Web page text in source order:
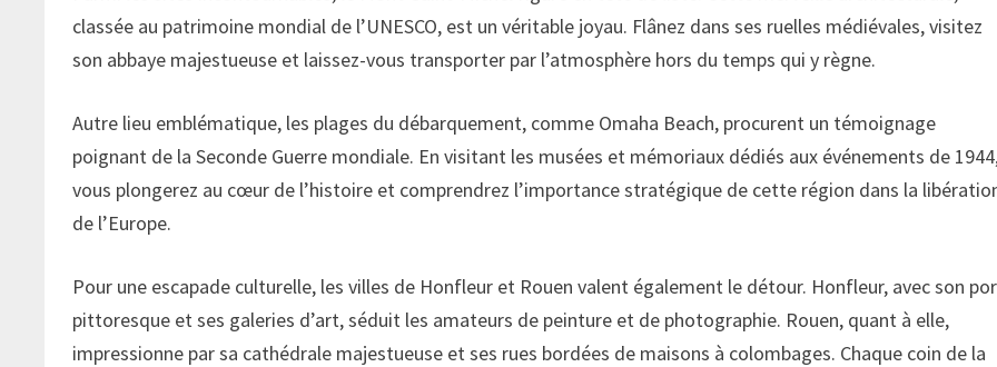
classée au patrimoine mondial de l’UNESCO, est un véritable joyau. Flânez dans ses ruelles médiévales, visitez
son abbaye majestueuse et laissez-vous transporter par l’atmosphère hors du temps qui y règne.
Autre lieu emblématique, les plages du débarquement, comme Omaha Beach, procurent un témoignage
poignant de la Seconde Guerre mondiale. En visitant les musées et mémoriaux dédiés aux événements de
vous plongerez au cœur de l’histoire et comprendrez l’importance stratégique de cette région dans la
de l’Europe.
Pour une escapade culturelle, les villes de Honfleur et Rouen valent également le détour. Honfleur, avec son
pittoresque et ses galeries d’art, séduit les amateurs de peinture et de photographie. Rouen, quant à elle,
impressionne par sa cathédrale majestueuse et ses rues bordées de maisons à colombages. Chaque coin de la